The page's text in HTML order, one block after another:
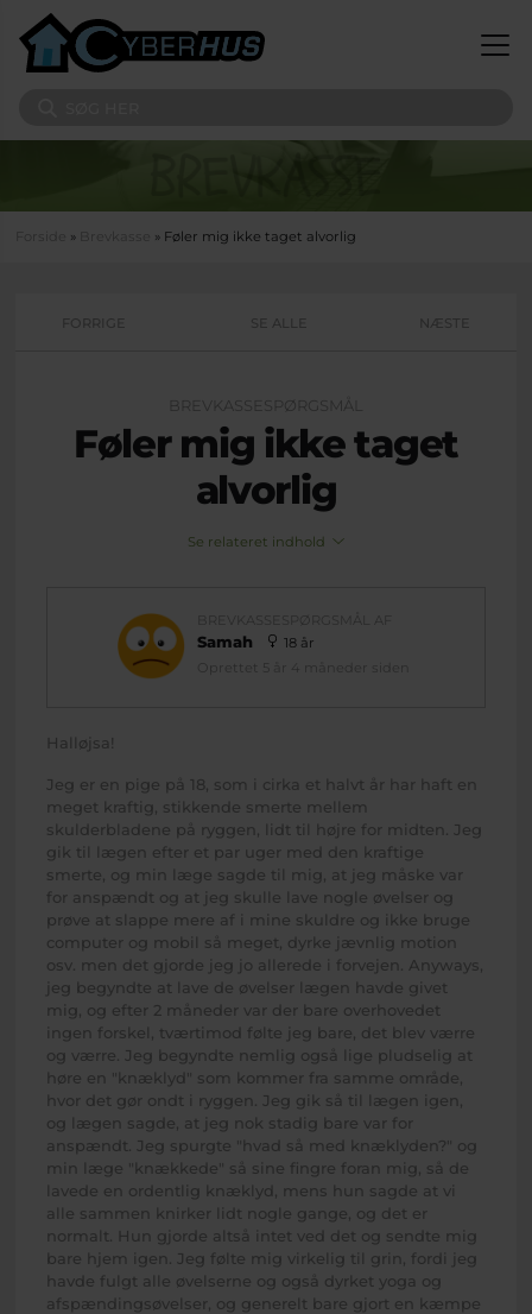
Du er her
» Brevkasse » Føler mig ikke taget alvorlig
FORRIGE SE ALLE NÆSTE
BREVKASSESPØRGSMÅL
Føler mig ikke taget
alvorlig
Se relateret indhold
BREVKASSESPØRGSMÅL AF
Samah
18 år
Oprettet 5 år 4 måneder siden
Halløjsa!
Jeg er en pige på 18, som i cirka et halvt år har haft en
meget kraftig, stikkende smerte mellem
skulderbladene på ryggen, lidt til højre for midten. Jeg
gik til lægen efter et par uger med den kraftige
smerte, og min læge sagde til mig, at jeg måske var
for anspændt og at jeg skulle lave nogle øvelser og
prøve at slappe mere af i mine skuldre og ikke bruge
computer og mobil så meget, dyrke jævnlig motion
osv. men det gjorde jeg jo allerede i forvejen. Anyways,
jeg begyndte at lave de øvelser lægen havde givet
mig, og efter 2 måneder var der bare overhovedet
ingen forskel, tværtimod følte jeg bare, det blev værre
og værre. Jeg begyndte nemlig også lige pludselig at
høre en "knæklyd" som kommer fra samme område,
hvor det gør ondt i ryggen. Jeg gik så til lægen igen,
og lægen sagde, at jeg nok stadig bare var for
anspændt. Jeg spurgte "hvad så med knæklyden?" og
min læge "knækkede" så sine fingre foran mig, så de
lavede en ordentlig knæklyd, mens hun sagde at vi
alle sammen knirker lidt nogle gange, og det er
normalt. Hun gjorde altså intet ved det og sendte mig
bare hjem igen. Jeg følte mig virkelig til grin, fordi jeg
havde fulgt alle øvelserne og også dyrket yoga og
afspændingsøvelser, og generelt bare gjort en kæmpe